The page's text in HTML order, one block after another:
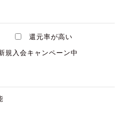
還元率が高い
規入会キャンペーン中